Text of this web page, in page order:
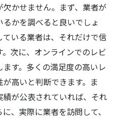
の利用法
価値を最大限に引き出す
スとその効果
品を揃える
者を選ぶ
準備
かせません。まず、業者が
かを調べると良いでしょ
いる業者は、それだけで信
次に、オンラインでのレビ
す。多くの満足度の高いレ
高いと判断できます。ま
が公表されていれば、それ
、実際に業者を訪問して、